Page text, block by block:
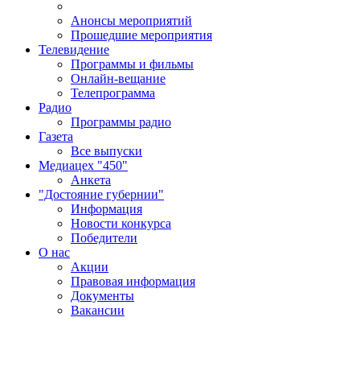
Анонсы мероприятий
Прошедшие мероприятия
Телевидение
Программы и фильмы
Онлайн-вещание
Телепрограмма
Радио
Программы радио
Газета
Все выпуски
Медиацех "450"
Анкета
"Достояние губернии"
Информация
Новости конкурса
Победители
О нас
Акции
Правовая информация
Документы
Вакансии